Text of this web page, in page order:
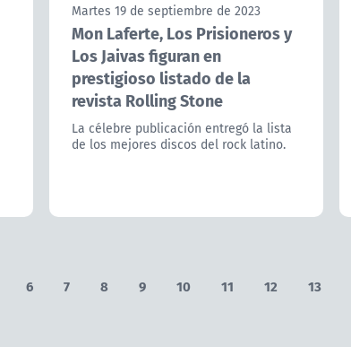
Martes 19 de septiembre de 2023
Mon Laferte, Los Prisioneros y
Los Jaivas figuran en
prestigioso listado de la
revista Rolling Stone
La célebre publicación entregó la lista
de los mejores discos del rock latino.
6 7 8 9 10 11 12 13